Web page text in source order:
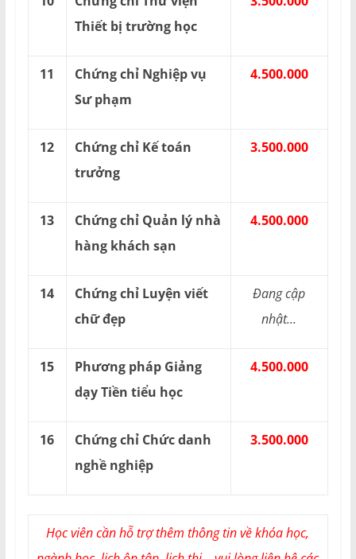
Thiết bị trường học
11
Chứng chỉ Nghiệp vụ
Sư phạm
4.500.000
12
Chứng chỉ Kế toán
trưởng
3.500.000
13
Chứng chỉ Quản lý nhà
hàng khách sạn
4.500.000
14
Chứng chỉ Luyện viết
chữ đẹp
Đang cập
nhật...
15
Phương pháp Giảng
dạy Tiền tiểu học
4.500.000
16
Chứng chỉ Chức danh
nghề nghiệp
3.500.000
Học viên cần hỗ trợ thêm thông tin về khóa học,